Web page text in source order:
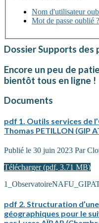
Nom d'utilisateur
Mot de passe oublié ?
DossierSupports des
Encore un peu de
bientôt tous en ligne !
Documents
pdf 1. Outils services de
Thomas PETILLON (GIP
Publié le 30 juin 2023 Par
Télécharger(pdf, 3.71 MB)
pdf 2. Structuration
géographiques pour le